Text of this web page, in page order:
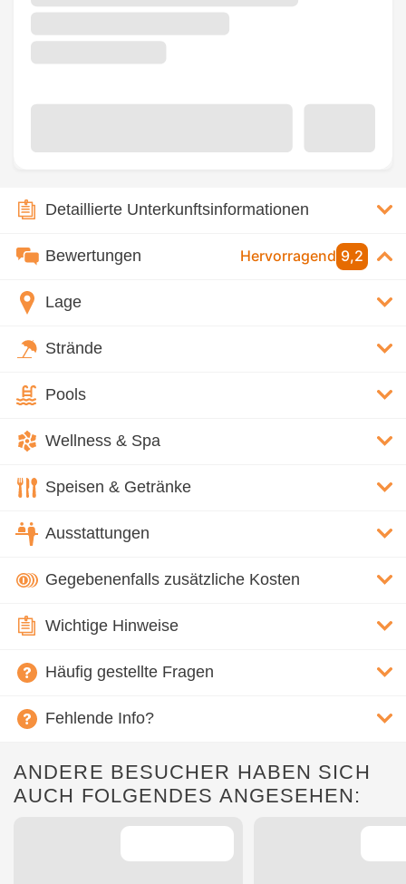
Detaillierte Unterkunftsinformationen
Bewertungen Hervorragend 9,2
Lage
Strände
Pools
Wellness & Spa
Speisen & Getränke
Ausstattungen
Gegebenenfalls zusätzliche Kosten
Wichtige Hinweise
Häufig gestellte Fragen
Fehlende Info?
ANDERE BESUCHER HABEN SICH
AUCH FOLGENDES ANGESEHEN: